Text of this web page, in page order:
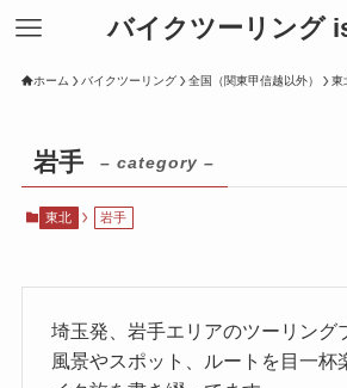
バイクツーリング
ホーム バイクツーリング 全国（関東甲信越以外） 東
岩手 – category –
東北 岩手
埼玉発、岩手エリアのツーリング
風景やスポット、ルートを目一杯